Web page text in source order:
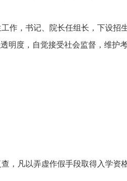
作，书记、院长任组长，下设招
明度，自觉接受社会监督，维护
，凡以弄虚作假手段取得入学资